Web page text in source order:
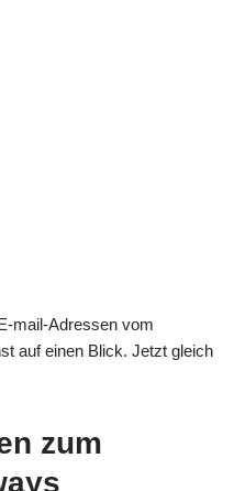
mail-Adressen vom
auf einen Blick. Jetzt gleich
zum